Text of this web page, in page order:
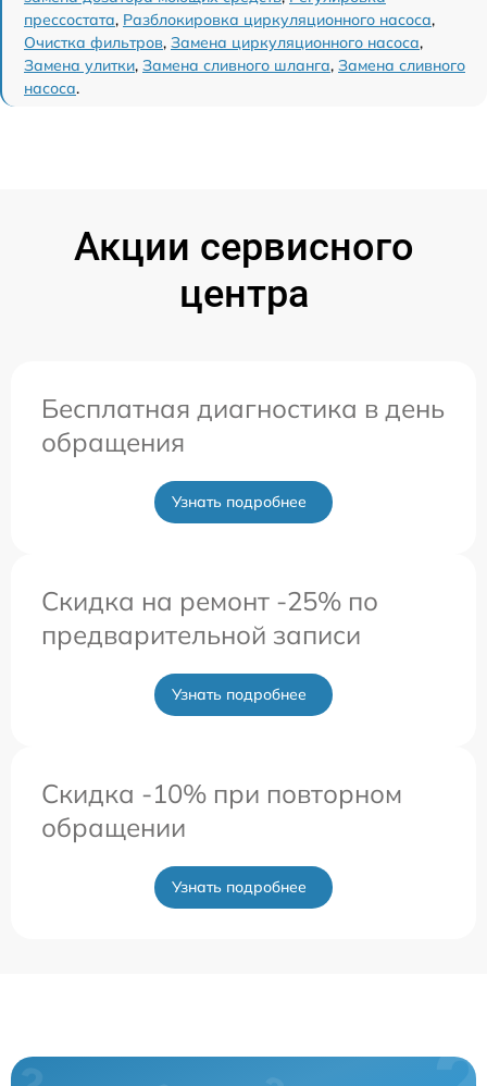
прессостата, Разблокировка циркуляционного насоса,
Очистка фильтров, Замена циркуляционного насоса,
Замена улитки, Замена сливного шланга, Замена сливного
насоса.
Акции сервисного
центра
Бесплатная диагностика в день
обращения
Узнать подробнее
Скидка на ремонт -25% по
предварительной записи
Узнать подробнее
Скидка -10% при повторном
обращении
Узнать подробнее